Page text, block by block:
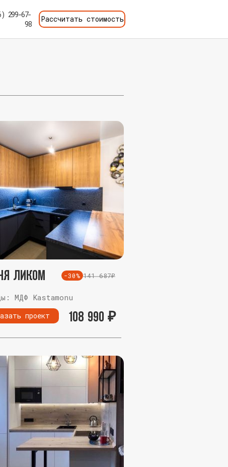
299-67-
98
Рассчитать стоимость
Ликом -30% 141 687₽
МДФ Kastamonu
проект 108 990 ₽